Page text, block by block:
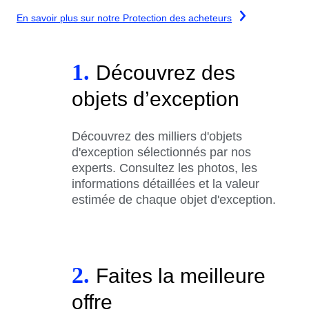
En savoir plus sur notre Protection des acheteurs
1. Découvrez des
objets d’exception
Découvrez des milliers d'objets
d'exception sélectionnés par nos
experts. Consultez les photos, les
informations détaillées et la valeur
estimée de chaque objet d'exception.
2. Faites la meilleure
offre